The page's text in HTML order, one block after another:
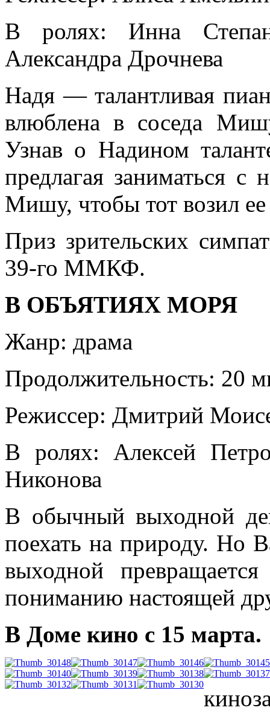
В ролях: Инна
Александра Дрочнева
Надя — талантливая
влюблена в соседа
Узнав о Надином
предлагая заниматься с
Мишу, чтобы тот возил
Приз зрительских
39-го ММКФ.
В ОБЪЯТИЯХ МОРЯ
Жанр: драма
Продолжительность: 20
Режиссер: Дмитрий
В ролях: Алексей
Никонова
В обычный выходной
поехать на природу. Но
выходной
пониманию настоящей
В Доме кино с 15 марта.